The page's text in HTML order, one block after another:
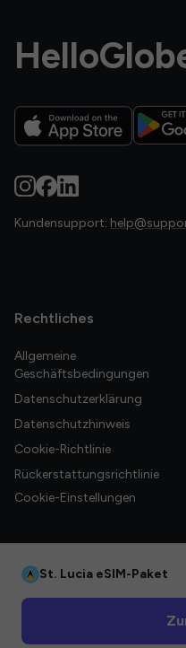
Kundensupport:
Rechtliches
Allgemeine
Geschäftsbedingungen
Datenschutzerklärung
Datenschutzhinweis
Cookie-Richtlinie
Rückerstattungsrichtlinie
Cookie-Einstellungen
St. Lucia eSIM-Paket